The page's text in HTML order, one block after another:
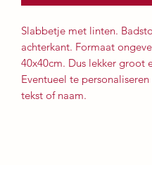
Slabbetje met linten.
achterkant. Formaat
40x40cm. Dus lekker groot
Eventueel te
tekst of naam.